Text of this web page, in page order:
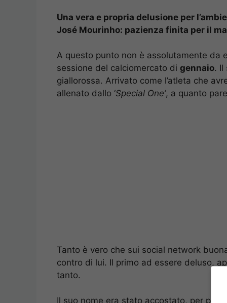
Una vera e propria delusione per
José Mourinho: pazienza finita per il
A questo punto non è assolutamente da
sessione del calciomercato di gennaio. Il
giallorossa. Arrivato come l’atleta che
allenato dallo ‘Special One’, a quanto
Tanto è vero che sui social network
contro di lui. Il primo ad essere deluso,
tanto.
Il suo nome era stato accostato, per più